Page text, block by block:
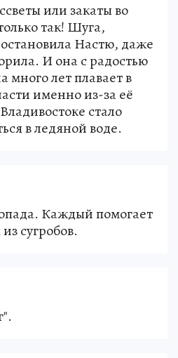
или закаты во
так! Шуга,
Настю, даже
И она с радостью
много лет плавает в
именно из-за её
стало
в ледяной воде.
Каждый помогает
сугробов.